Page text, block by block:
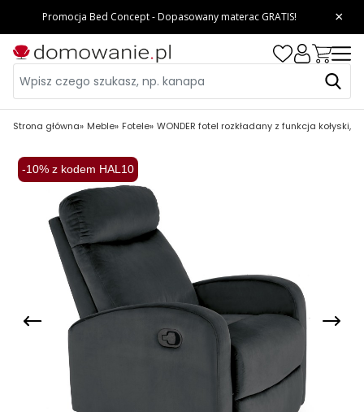
Strona główna Meble Fotele WONDER fotel rozkładany z funkcja kołyski,
-10% z kodem HAL10